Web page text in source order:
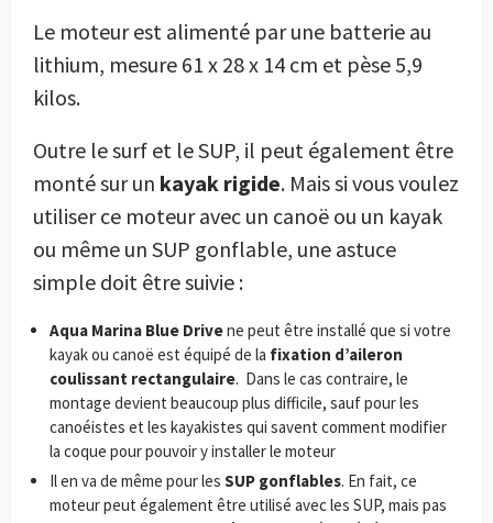
Le moteur est alimenté par une batterie au
lithium, mesure 61 x 28 x 14 cm et pèse 5,9
kilos.
Outre le surf et le SUP, il peut également être
monté sur un kayak rigide. Mais si vous voulez
utiliser ce moteur avec un canoë ou un kayak
ou même un SUP gonflable, une astuce
simple doit être suivie :
Aqua Marina Blue Drivene peut être installé que si votre
kayak ou canoë est équipé de la fixation d’aileron
coulissant rectangulaire. Dans le cas contraire, le
montage devient beaucoup plus difficile, sauf pour les
canoéistes et les kayakistes qui savent comment modifier
la coque pour pouvoir y installer le moteur
Il en va de même pour les SUP gonflables. En fait, ce
moteur peut également être utilisé avec les SUP, mais pas